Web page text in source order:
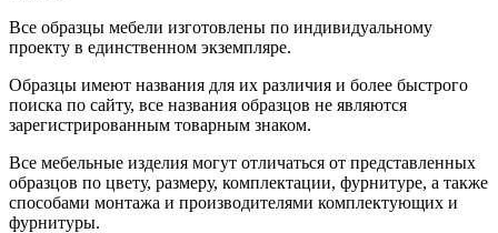
Все образцы мебели изготовлены по индивидуальному
проекту в единственном экземпляре.
Образцы имеют названия для их различия и более быстрого
поиска по сайту, все названия образцов не являются
зарегистрированным товарным знаком.
Все мебельные изделия могут отличаться от представленных
образцов по цвету, размеру, комплектации, фурнитуре, а также
способами монтажа и производителями комплектующих и
фурнитуры.